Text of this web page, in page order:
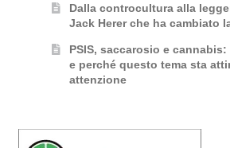
Dalla controcultura alla
Jack Herer che ha cambiato
PSIS, saccarosio e
e perché questo tema sta
attenzione